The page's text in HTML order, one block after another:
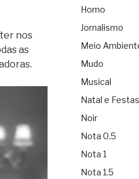
nos
as
Homo
Jornalismo
Meio
Mudo
Musical
Natal e Festas
Noir
Nota 0.5
Nota 1
Nota 1.5